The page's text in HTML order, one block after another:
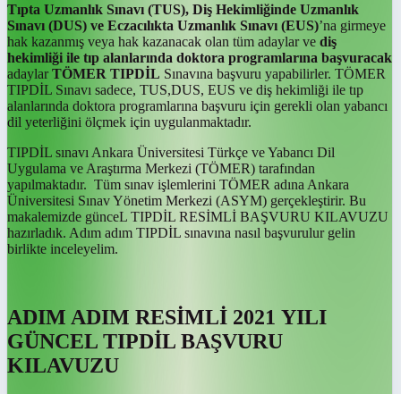
Tıpta Uzmanlık Sınavı (TUS), Diş Hekimliğinde Uzmanlık
Sınavı (DUS) ve Eczacılıkta Uzmanlık Sınavı (EUS)’na girmeye
hak kazanmış veya hak kazanacak olan tüm adaylar ve diş
hekimliği ile tıp alanlarında doktora programlarına başvuracak
adaylarTÖMER TIPDİL Sınavına başvuru yapabilirler. TÖMER
TIPDİL Sınavı sadece, TUS,DUS, EUS ve diş hekimliği ile tıp
alanlarında doktora programlarına başvuru için gerekli olan yabancı
dil yeterliğini ölçmek için uygulanmaktadır.
TIPDİL sınavı Ankara Üniversitesi Türkçe ve Yabancı Dil
Uygulama ve Araştırma Merkezi (TÖMER) tarafından
yapılmaktadır. Tüm sınav işlemlerini TÖMER adına Ankara
Üniversitesi Sınav Yönetim Merkezi (ASYM) gerçekleştirir. Bu
makalemizde günceL TIPDİL RESİMLİ BAŞVURU KILAVUZU
hazırladık. Adım adım TIPDİL sınavına nasıl başvurulur gelin
birlikte inceleyelim.
ADIM ADIM RESİMLİ 2021 YILI
GÜNCEL TIPDİL BAŞVURU
KILAVUZU